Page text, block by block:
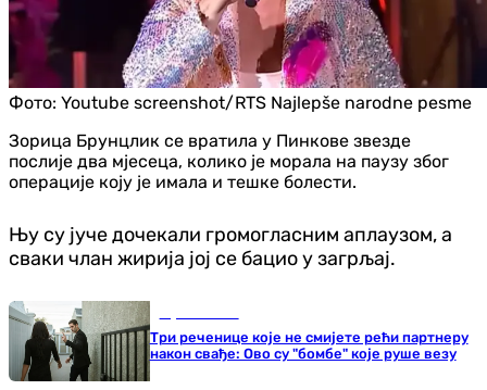
Фото: Youtube screenshot/RTS Najlepše narodne pesme
Зорица Брунцлик се вратила у Пинкове звезде
послије два мјесеца, колико је морала на паузу због
операције коју је имала и тешке болести.
Њу су јуче дочекали громогласним аплаузом, а
сваки члан жирија јој се бацио у загрљај.
Три реченице које не смијете рећи партнеру
након свађе: Ово су "бомбе" које руше везу